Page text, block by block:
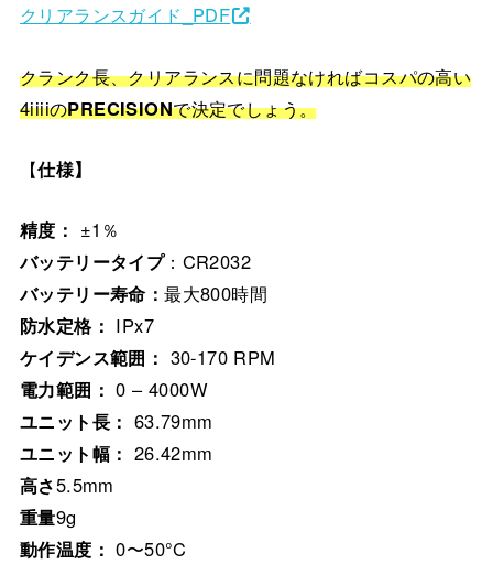
クリアランスガイド_PDF
クランク長、クリアランスに問題なければコスパの高い
4iiiiのPRECISIONで決定でしょう。
【仕様】
精度： ±1％
バッテリータイプ：CR2032
バッテリー寿命：最大800時間
防水定格： IPx7
ケイデンス範囲： 30-170 RPM
電力範囲： 0 – 4000W
ユニット長： 63.79mm
ユニット幅： 26.42mm
高さ5.5mm
重量9g
動作温度： 0〜50°C